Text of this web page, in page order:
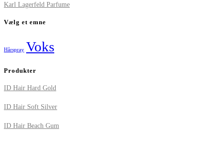
Karl Lagerfeld Parfume
Vælg et emne
Hårspray Voks
Produkter
ID Hair Hard Gold
ID Hair Soft Silver
ID Hair Beach Gum